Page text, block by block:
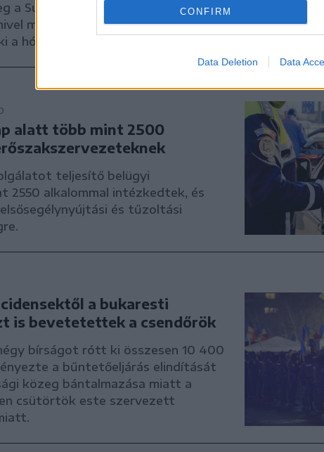
CONFIRM
Data Deletion Data
Suceava megyei hegyi csendőrök
megfelelő felszerelés nélkül,
a hófödte hegynek.
alatt több mint 2500
teljesítő belügyi
2550 alkalommal intézkedtek, és
és tűzoltási
a bukaresti
is bevetetettek a csendőrök
bírságot rótt ki összesen 10 400
a bűntetőeljárás elindítását
közeg bántalmazása miatt a
csütörtök este szervezett